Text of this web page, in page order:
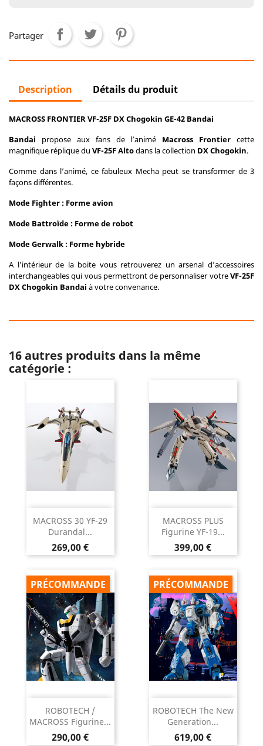
Partager
Description Détails du produit
MACROSS FRONTIER VF-25F DX Chogokin GE-42 Bandai
Bandai propose aux fans de l’animé Macross Frontier cette
magnifique réplique du VF-25F Altodans la collection DX Chogokin.
Comme dans l’animé, ce fabuleux Mecha peut se transformer de 3
façons différentes.
Mode Fighter : Forme avion
Mode Battroïde : Forme de robot
Mode Gerwalk : Forme hybride
A l’intérieur de la boite vous retrouverez un arsenal d’accessoires
interchangeables qui vous permettront de personnaliser votreVF-25F
DX Chogokin Bandai à votre convenance.
16 autres produits dans la même
catégorie :
MACROSS 30 YF-29
Durandal...
Prix
269,00 €
MACROSS PLUS
Figurine YF-19...
Prix
399,00 €
ROBOTECH /
MACROSS Figurine...
Prix
290,00 €
PRÉCOMMANDE
ROBOTECH The New
Generation...
Prix
619,00 €
PRÉCOMMANDE